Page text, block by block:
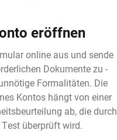
eröffnen
online aus und sende
Dokumente zu -
Formalitäten. Die
Kontos hängt von einer
ab, die durch
überprüft wird.